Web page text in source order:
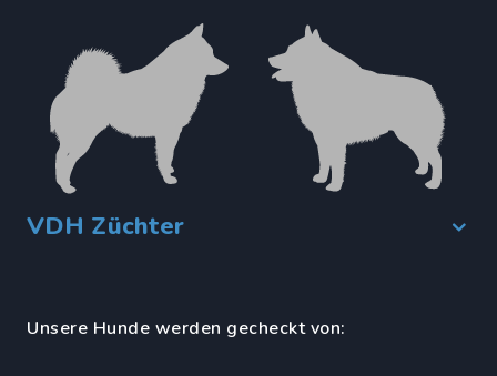
VDH Züchter
Unsere Hunde werden gecheckt von: